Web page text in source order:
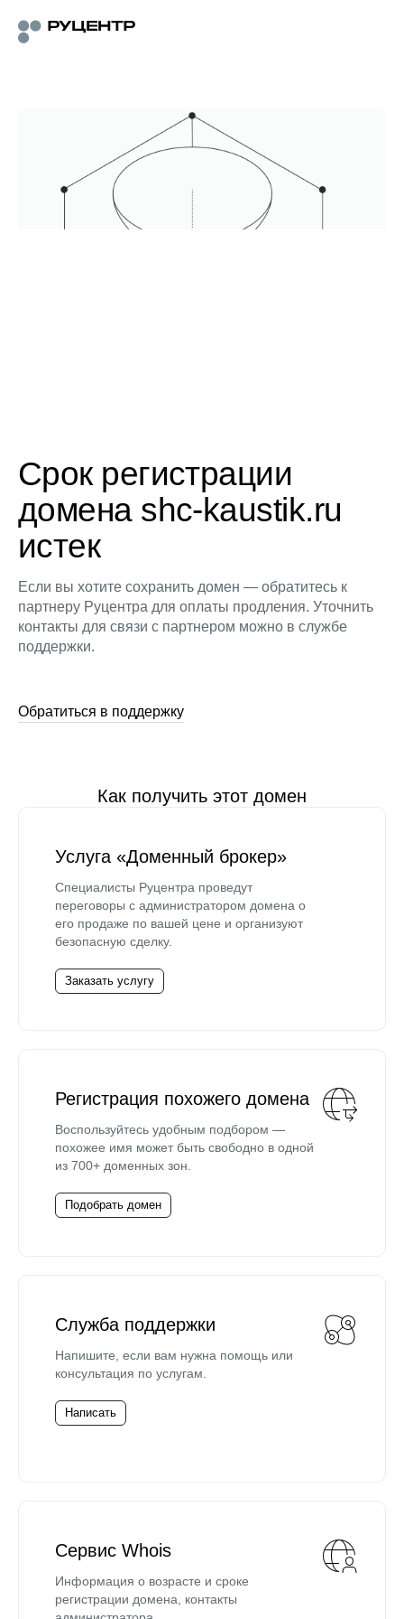
Срок регистрации
домена shc-kaustik.ru
истек
Если вы хотите сохранить домен — обратитесь к
партнеру Руцентра для оплаты продления. Уточнить
контакты для связи с партнером можно в службе
поддержки.
Обратиться в поддержку
Как получить этот домен
Услуга «Доменный брокер»
Специалисты Руцентра проведут
переговоры с администратором домена о
его продаже по вашей цене и организуют
безопасную сделку.
Заказать услугу
Регистрация похожего домена
Воспользуйтесь удобным подбором —
похожее имя может быть свободно в одной
из 700+ доменных зон.
Подобрать домен
Служба поддержки
Напишите, если вам нужна помощь или
консультация по услугам.
Написать
Сервис Whois
Информация о возрасте и сроке
регистрации домена, контакты